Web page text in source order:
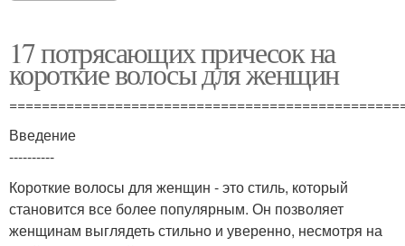
17 потрясающих причесок на
короткие волосы для женщин
Введение
----------
Короткие волосы для женщин - это стиль, который
становится все более популярным. Он позволяет
женщинам выглядеть стильно и уверенно, несмотря на